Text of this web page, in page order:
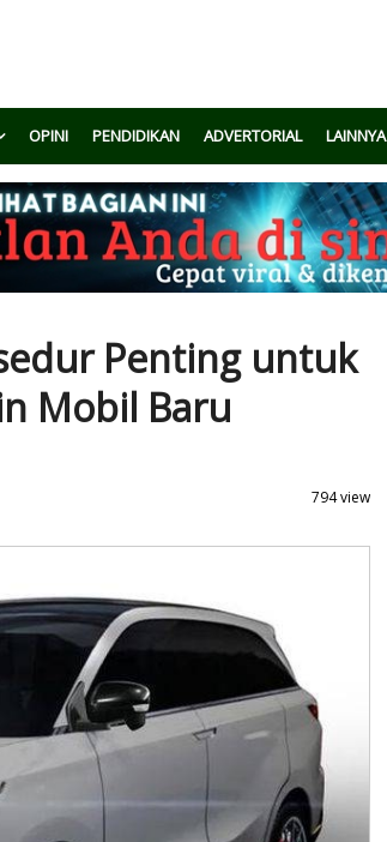
OPINI PENDIDIKAN ADVERTORIAL LAINNYA
Penting untuk
Mobil Baru
794 view